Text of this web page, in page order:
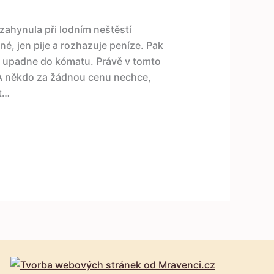
při lodním neštěstí
jen pije a rozhazuje peníze. Pak
do kómatu. Právě v tomto
za žádnou cenu nechce,